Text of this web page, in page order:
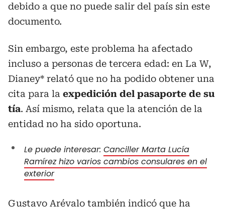
debido a que no puede salir del país sin este
documento.
Sin embargo, este problema ha afectado
incluso a personas de tercera edad: en La W,
Dianey* relató que no ha podido obtener una
cita para la expedición del pasaporte de su
tía. Así mismo, relata que la atención de la
entidad no ha sido oportuna.
Le puede interesar: Canciller Marta Lucía
Ramírez hizo varios cambios consulares en el
exterior
Gustavo Arévalo también indicó que ha